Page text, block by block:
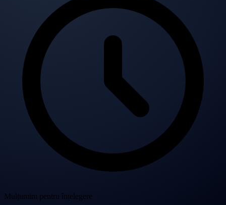
Mulțumim pentru înțelegere